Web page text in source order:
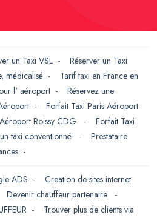
un Taxi VSL - Réserver un Taxi
médicalisé - Tarif taxi en France en
l' aéroport - Réservez une
- Forfait Taxi Paris Aéroport
Roissy CDG - Forfait Taxi
taxi conventionné - Prestataire
-
ADS - Creation de sites internet
Devenir chauffeur partenaire
-
- Trouver plus de clients via